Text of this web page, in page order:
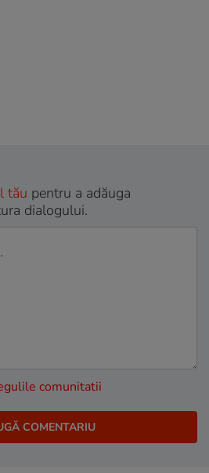
tău pentru a adăuga
dialogului.
comunitatii